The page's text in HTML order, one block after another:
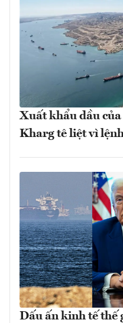
Xuất khẩu dầu
Kharg tê liệt vì
Dấu ấn kinh tế